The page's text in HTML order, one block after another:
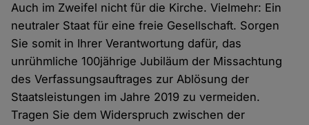
Auch im Zweifel nicht für die Kirche. Vielmehr: Ein
neutraler Staat für eine freie Gesellschaft. Sorgen
Sie somit in Ihrer Verantwortung dafür, das
unrühmliche 100jährige Jubiläum der Missachtung
des Verfassungsauftrages zur Ablösung der
Staatsleistungen im Jahre 2019 zu vermeiden.
Tragen Sie dem Widerspruch zwischen der